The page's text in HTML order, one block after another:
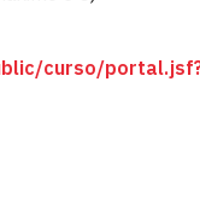
curso/